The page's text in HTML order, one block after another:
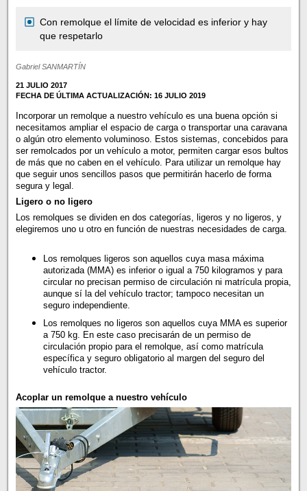
Con remolque el límite de velocidad es inferior y hay
que respetarlo
Gabriel SANMARTÍN
21 JULIO 2017
FECHA DE ÚLTIMA ACTUALIZACIÓN: 16 JULIO 2019
Incorporar un remolque a nuestro vehículo es una buena opción si
necesitamos ampliar el espacio de carga o transportar una caravana
o algún otro elemento voluminoso. Estos sistemas, concebidos para
ser remolcados por un vehículo a motor, permiten cargar esos bultos
de más que no caben en el vehículo. Para utilizar un remolque hay
que seguir unos sencillos pasos que permitirán hacerlo de forma
segura y legal.
Ligero o no ligero
Los remolques se dividen en dos categorías, ligeros y no ligeros, y
elegiremos uno u otro en función de nuestras necesidades de carga.
Los remolques ligeros son aquellos cuya masa máxima
autorizada (MMA) es inferior o igual a 750 kilogramos y para
circular no precisan permiso de circulación ni matrícula propia,
aunque sí la del vehículo tractor; tampoco necesitan un
seguro independiente.
Los remolques no ligeros son aquellos cuya MMA es superior
a 750 kg. En este caso precisarán de un permiso de
circulación propio para el remolque, así como matrícula
específica y seguro obligatorio al margen del seguro del
vehículo tractor.
Acoplar un remolque a nuestro vehículo